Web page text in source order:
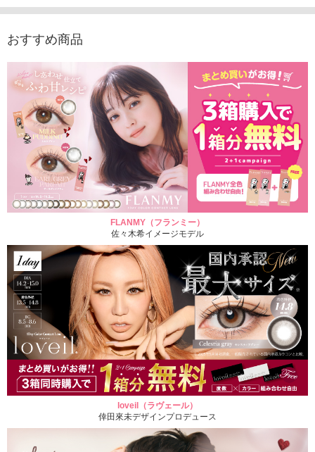
1,760円(税込)
おすすめ商品
FLANMY（フランミー）
佐々木希イメージモデル
loveil（ラヴェール）
倖田來未デザインプロデュース